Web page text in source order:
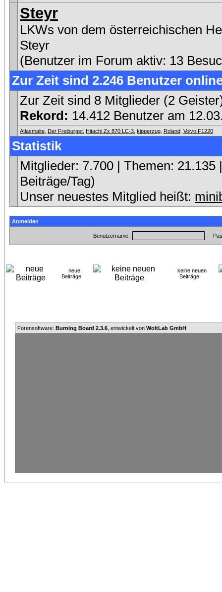
Steyr
LKWs von dem österreichischen
Steyr
(Benutzer im Forum aktiv: 13
Zur Zeit sind 2.246 Benutzer
Zur Zeit sind 8 Mitglieder (2
Rekord: 14.412 Benutzer am
Atlasmalte Der Freiburger, Hitachi Zx 870 LC-3 kipperzug Roland Volvo F1220
Statistik
Mitglieder: 7.700 | Themen:
Beiträge/Tag)
Unser neuestes Mitglied heißt:
Anmelden
Benutzername:
neue
Beiträge
keine neuen
Beiträge
Forensoftware: Burning Board 2.3.6 , entwickelt von WoltLab GmbH